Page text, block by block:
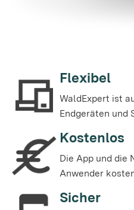
Flexibel
WaldExpert ist
Endgeräten und
Kostenlos
Die App und die
Anwender
Sicher